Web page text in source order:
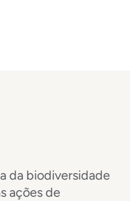
da biodiversidade
ações de